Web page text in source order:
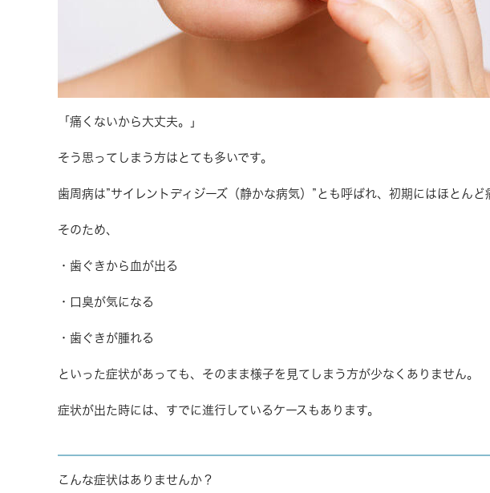
「痛くないから大丈夫。」
そう思ってしまう方はとても多いです。
歯周病は”サイレントディジーズ（静かな病気）”とも呼ばれ、初期にはほとんど
そのため、
・歯ぐきから血が出る
・口臭が気になる
・歯ぐきが腫れる
といった症状があっても、そのまま様子を見てしまう方が少なくありません。
症状が出た時には、すでに進行しているケースもあります。
こんな症状はありませんか？